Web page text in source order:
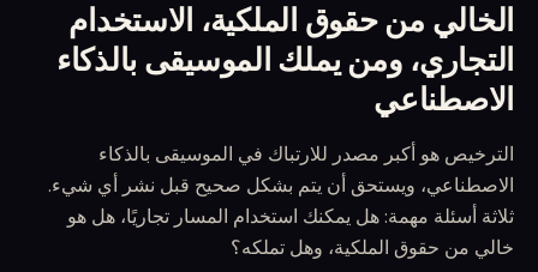
الخالي من حقوق الملكية، الاستخدام
التجاري، ومن يملك الموسيقى بالذكاء
الاصطناعي
الترخيص هو أكبر مصدر للارتباك في الموسيقى بالذكاء
الاصطناعي، ويستحق أن يتم بشكل صحيح قبل نشر أي شيء.
ثلاثة أسئلة مهمة: هل يمكنك استخدام المسار تجاريًا، هل هو
خالي من حقوق الملكية، وهل تملكه؟